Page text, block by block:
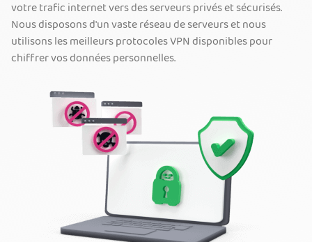
votre trafic internet vers des serveurs privés et sécurisés.
Nous disposons d'un vaste réseau de serveurs et nous
utilisons les meilleurs protocoles VPN disponibles pour
chiffrer vos données personnelles.